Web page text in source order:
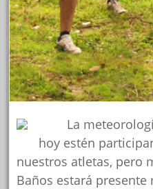
La
hoy estén
nuestros atletas, pero
Baños estará presente